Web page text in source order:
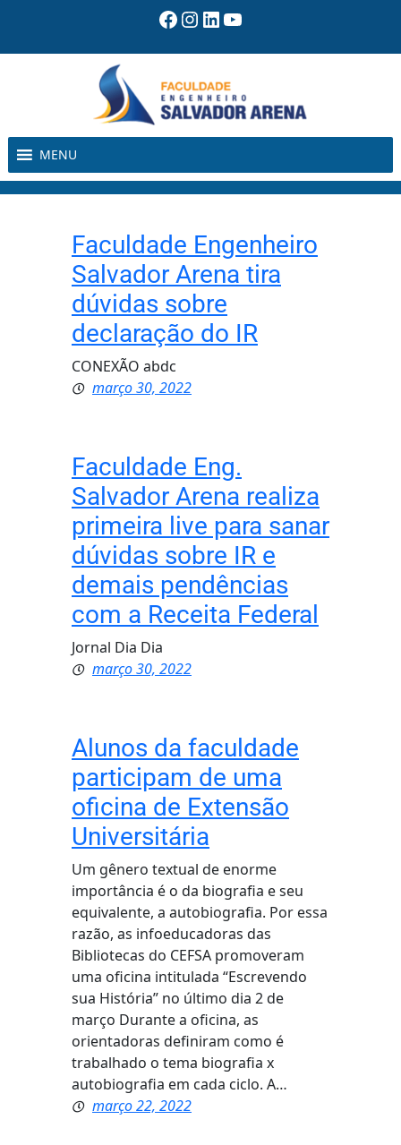
o
Facebook
Instagram
LinkedIn
Youtube
MENU
Faculdade Engenheiro
Salvador Arena tira
dúvidas sobre
declaração do IR
CONEXÃO abdc
março 30, 2022
Faculdade Eng.
Salvador Arena realiza
primeira live para sanar
dúvidas sobre IR e
demais pendências
com a Receita Federal
Jornal Dia Dia
março 30, 2022
Alunos da faculdade
participam de uma
oficina de Extensão
Universitária
Um gênero textual de enorme
importância é o da biografia e seu
equivalente, a autobiografia. Por essa
razão, as infoeducadoras das
Bibliotecas do CEFSA promoveram
uma oficina intitulada “Escrevendo
sua História” no último dia 2 de
março Durante a oficina, as
orientadoras definiram como é
trabalhado o tema biografia x
autobiografia em cada ciclo. A…
março 22, 2022